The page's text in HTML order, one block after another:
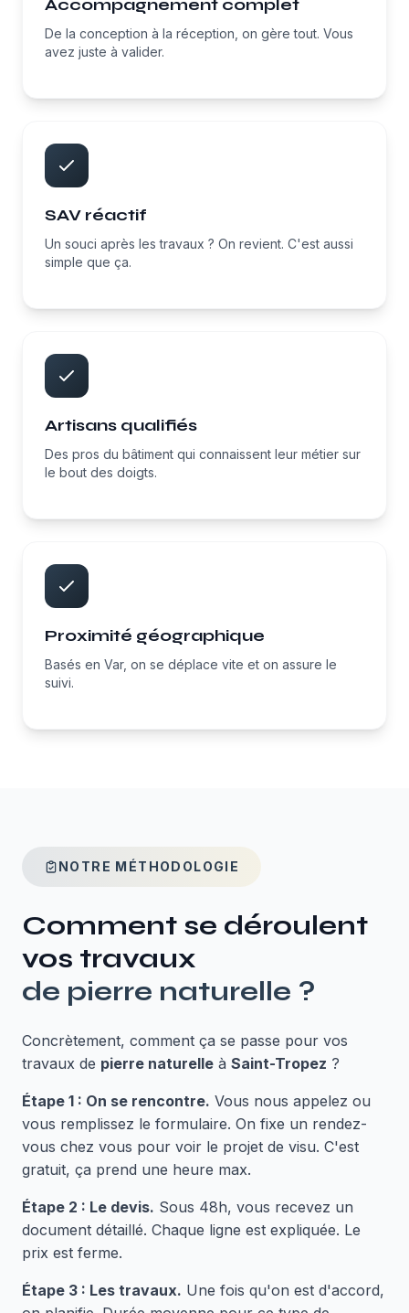
Accompagnement complet
De la conception à la réception, on gère tout. Vous
avez juste à valider.
SAV réactif
Un souci après les travaux ? On revient. C'est aussi
simple que ça.
Artisans qualifiés
Des pros du bâtiment qui connaissent leur métier sur
le bout des doigts.
Proximité géographique
Basés en Var, on se déplace vite et on assure le
suivi.
NOTRE MÉTHODOLOGIE
Comment se déroulent
vos travaux
de pierre naturelle ?
Concrètement, comment ça se passe pour vos
travaux de pierre naturelle à Saint-Tropez ?
Étape 1 : On se rencontre. Vous nous appelez ou
vous remplissez le formulaire. On fixe un rendez-
vous chez vous pour voir le projet de visu. C'est
gratuit, ça prend une heure max.
Étape 2 : Le devis. Sous 48h, vous recevez un
document détaillé. Chaque ligne est expliquée. Le
prix est ferme.
Étape 3 : Les travaux. Une fois qu'on est d'accord,